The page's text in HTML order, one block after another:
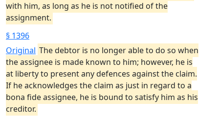
with him, as long as he is not notified of the
assignment.
§ 1396
Original The debtor is no longer able to do so when
the assignee is made known to him; however, he is
at liberty to present any defences against the claim.
If he acknowledges the claim as just in regard to a
bona fide assignee, he is bound to satisfy him as his
creditor.